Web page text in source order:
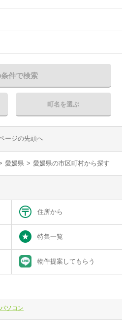
条件で検索
町名を選ぶ
ージの先頭へ
愛媛県 > 愛媛県の市区町村から探す
住所から
特集一覧
物件提案してもらう
パソコン